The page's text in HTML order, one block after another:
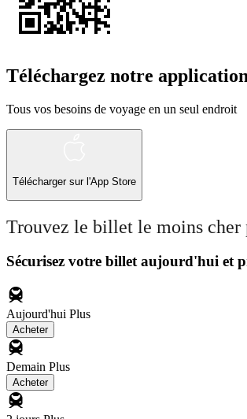
Téléchargez notre
Tous vos besoins de voyage en un seul endroit
Télécharger sur l'App Store
Trouvez le billet le moins cher
Sécurisez votre billet aujourd'hui et
Aujourd'hui Plus
Acheter
Demain Plus
Acheter